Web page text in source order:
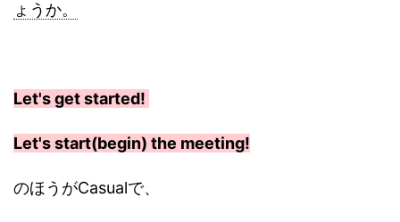
ょうか。
Let's get started!
Let's start(begin) the meeting!
のほうがCasualで、